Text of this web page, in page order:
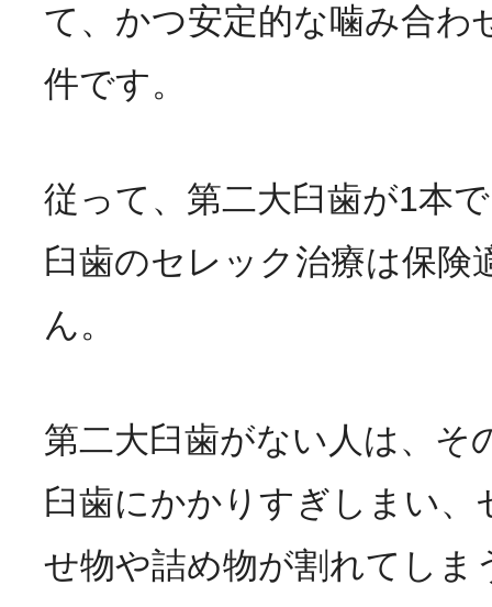
て、かつ安定的な噛み合わ
件です。
従って、第二大臼歯が1本
臼歯のセレック治療は保険
ん。
第二大臼歯がない人は、そ
臼歯にかかりすぎしまい、
せ物や詰め物が割れてしま